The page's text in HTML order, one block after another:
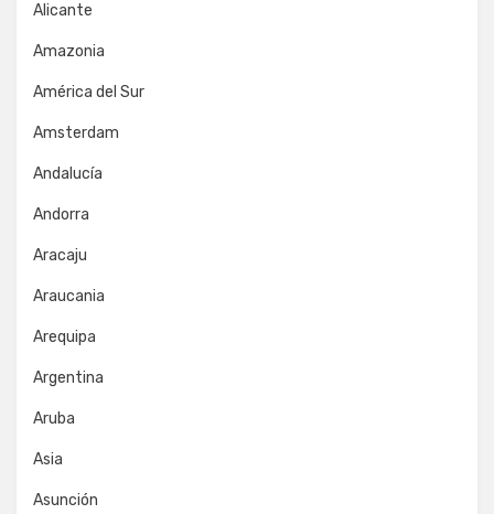
Alicante
Amazonia
América del Sur
Amsterdam
Andalucía
Andorra
Aracaju
Araucania
Arequipa
Argentina
Aruba
Asia
Asunción